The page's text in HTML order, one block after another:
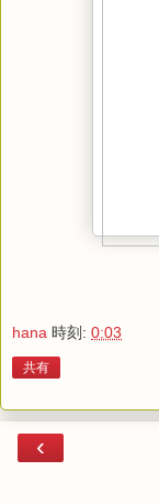
hana 時刻: 0:03
共有
‹